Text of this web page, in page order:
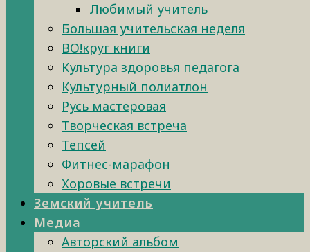
Любимый учитель
Большая учительская неделя
ВО!круг книги
Культура здоровья педагога
Культурный полиатлон
Русь мастеровая
Творческая встреча
Тепсей
Фитнес-марафон
Хоровые встречи
Земский учитель
Медиа
Авторский альбом